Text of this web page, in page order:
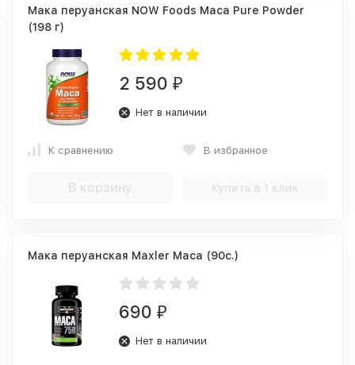
Мака перуанская NOW Foods Maca Pure Powder
(198 г)
2 590 ₽
Нет в наличии
К сравнению В избранное
В корзину Купить в 1 клик
Мака перуанская Maxler Maca (90c.)
690 ₽
Нет в наличии